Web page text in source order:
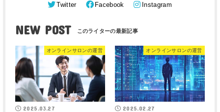
Twitter Facebook Instagram
NEW POST
オンラインサロンの運営
2025.03.27
オンラインサロンの運営
2025.02.27